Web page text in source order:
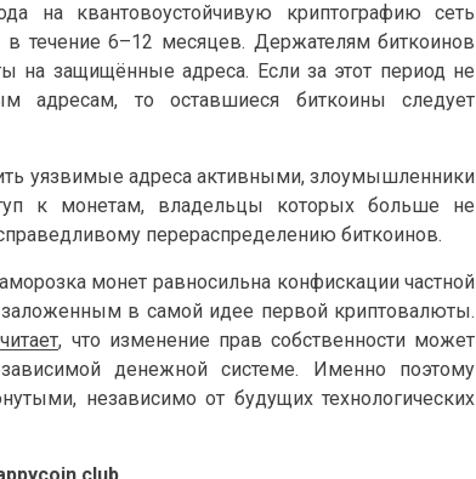
на квантовоустойчивую криптографию сеть
течение 6–12 месяцев. Держателям биткоинов
на защищённые адреса. Если за этот период не
адресам, то оставшиеся биткоины следует
уязвимые адреса активными, злоумышленники
к монетам, владельцы которых больше не
перераспределению биткоинов.
монет равносильна конфискации частной
заложенным в самой идее первой криптовалюты.
, что изменение прав собственности может
денежной системе. Именно поэтому
независимо от будущих технологических